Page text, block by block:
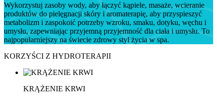
Wykorzystuj zasoby wody, aby łączyć kąpiele, masaże, wcieranie
produktów do pielęgnacji skóry i aromaterapię, aby przyspieszyć
metabolizm i zaspokoić potrzeby wzroku, smaku, dotyku, węchu i
umysłu, zapewniając przyjemną przyjemność dla ciała i umysłu. To
najpopularniejszy na świecie zdrowy styl życia w spa.
KORZYŚCI Z HYDROTERAPII
KRĄŻENIE KRWI